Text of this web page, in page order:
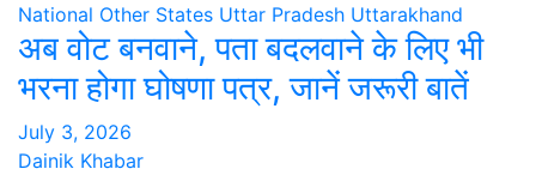
National Other States Uttar Pradesh Uttarakhand
अब वोट बनवाने, पता बदलवाने के लिए भी
भरना होगा घोषणा पत्र, जानें जरूरी बातें
July 3, 2026
Dainik Khabar